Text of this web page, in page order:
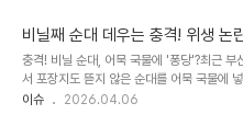
니다. 공개된 사진에는 배달 용기 속 떡볶이
이물질이 담겨 있어 충격을 더했습니다. 본사
점검 착수위생 논란이 확산되자 삼첩분식 본
업을 중단하고, 전문 방역 실시와 함께 매장
원인 파악에 착수했습니다. 또한, 고객에게
비닐째 순대 데우는 충격! 위생 논
충격! 비닐 순대, 어묵 국물에 '퐁당'?최근 부
서 포장지도 뜯지 않은 순대를 어묵 국물에
어 큰 논란이 되고 있습니다. 소셜미디어를
이슈 2026.04.06